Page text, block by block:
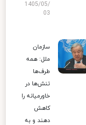
1405/05/
03
سازمان
ملل: همه
طرف‌ها
تنش‌ها در
خاورمیانه را
کاهش
دهند و به